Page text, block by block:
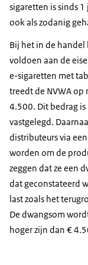
sigaretten is sinds
ook als zodanig
Bij het in de handel
voldoen aan de
e-sigaretten met
treedt de NVWA
4.500. Dit bedrag
vastgelegd.
distributeurs via
worden om de
zeggen dat ze een
dat geconstateerd
last zoals het
De dwangsom
hoger zijn dan €